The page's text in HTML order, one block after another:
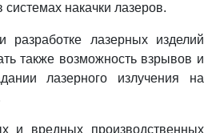
накачки лазеров.
разработке лазерных изделий
также возможность взрывов и
лазерного излучения на
и вредных производственных